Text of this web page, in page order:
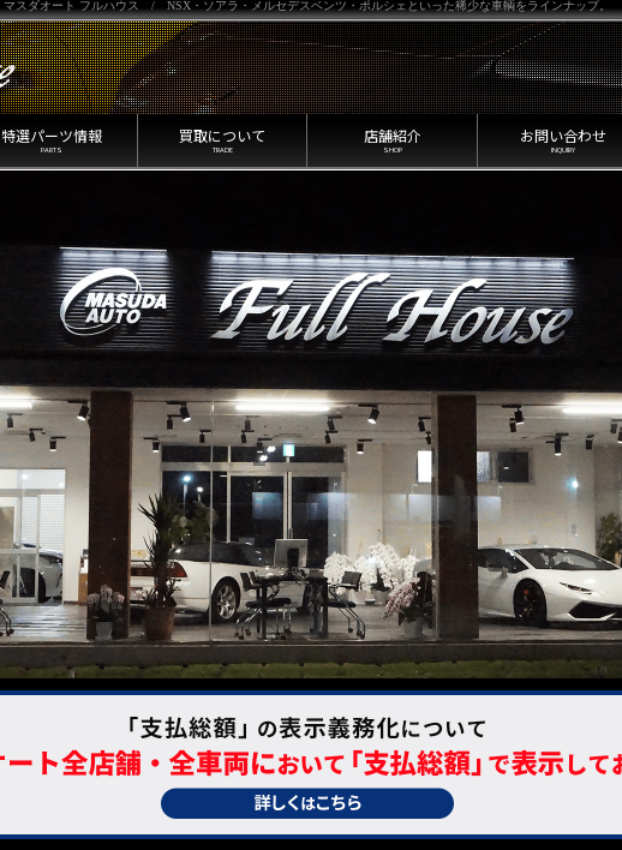
マスダオート フルハウス / NSX・ソアラ・メルセデスベンツ・ポルシェといった稀少な車輌をラインナップ。
特選パーツ情報
PARTS
買取について
TRADE
店舗紹介
SHOP
お問い合わせ
INQUIRY